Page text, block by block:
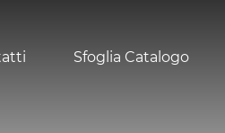
Sfoglia Catalogo